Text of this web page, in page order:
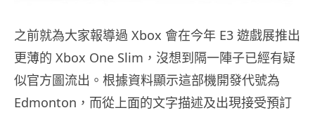
之前就為大家報導過 Xbox 會在今年 E3 遊戲展推出
更薄的 Xbox One Slim，沒想到隔一陣子已經有疑
似官方圖流出。根據資料顯示這部機開發代號為
Edmonton，而從上面的文字描述及出現接受預訂